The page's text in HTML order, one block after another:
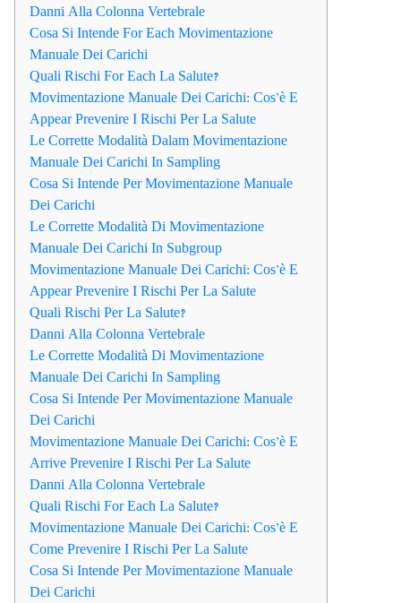
Danni Alla Colonna Vertebrale
Cosa Si Intende For Each Movimentazione
Manuale Dei Carichi
Quali Rischi For Each La Salute?
Movimentazione Manuale Dei Carichi: Cos’è E
Appear Prevenire I Rischi Per La Salute
Le Corrette Modalità Dalam Movimentazione
Manuale Dei Carichi In Sampling
Cosa Si Intende Per Movimentazione Manuale
Dei Carichi
Le Corrette Modalità Di Movimentazione
Manuale Dei Carichi In Subgroup
Movimentazione Manuale Dei Carichi: Cos’è E
Appear Prevenire I Rischi Per La Salute
Quali Rischi Per La Salute?
Danni Alla Colonna Vertebrale
Le Corrette Modalità Di Movimentazione
Manuale Dei Carichi In Sampling
Cosa Si Intende Per Movimentazione Manuale
Dei Carichi
Movimentazione Manuale Dei Carichi: Cos’è E
Arrive Prevenire I Rischi Per La Salute
Danni Alla Colonna Vertebrale
Quali Rischi For Each La Salute?
Movimentazione Manuale Dei Carichi: Cos’è E
Come Prevenire I Rischi Per La Salute
Cosa Si Intende Per Movimentazione Manuale
Dei Carichi